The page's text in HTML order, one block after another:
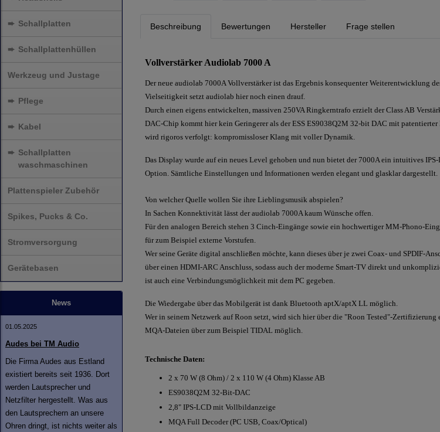
➨ Schallplatten
➨ Schallplattenhüllen
Werkzeug und Justage
➨ Pflege
➨ Kabel
➨ Schallplatten
waschmaschinen
Plattenspieler Zubehör
Spikes, Pucks & Co.
Stromversorgung
Gerätebasen
News
01.05.2025
Audes bei TM Audio
Die Firma Audes aus Estland
existiert bereits seit 1936. Dort
werden Lautsprecher und
Netzfilter hergestellt. Was aus
den Lautsprechern an unsere
Ohren dringt, ist nichts weiter als
Beschreibung Bewertungen Hersteller Frage stellen
Vollverstärker Audiolab 7000 A
Der neue audiolab 7000A Vollverstärker ist das Ergebnis konsequenter Weiterentwicklung
Vielseitigkeit setzt audiolab hier noch einen drauf.
Durch einen eigens entwickelten, massiven 250VA Ringkerntrafo erzielt der Class AB
DAC-Chip kommt hier kein Geringerer als der ESS ES9038Q2M 32-bit DAC mit
wird rigoros verfolgt: kompromissloser Klang mit voller Dynamik.
Das Display wurde auf ein neues Level gehoben und nun bietet der 7000A ein intuitives
Option. Sämtliche Einstellungen und Informationen werden elegant und glasklar dargestellt.
Von welcher Quelle wollen Sie ihre Lieblingsmusik abspielen?
In Sachen Konnektivität lässt der audiolab 7000A kaum Wünsche offen.
Für den analogen Bereich stehen 3 Cinch-Eingänge sowie ein hochwertiger MM-Phono-
für zum Beispiel externe Vorstufen.
Wer seine Geräte digital anschließen möchte, kann dieses über je zwei Coax- und SPDIF-
über einen HDMI-ARC Anschluss, sodass auch der moderne Smart-TV direkt und
ist auch eine Verbindungsmöglichkeit mit dem PC gegeben.
Die Wiedergabe über das Mobilgerät ist dank Bluetooth aptX/aptX LL möglich.
Wer in seinem Netzwerk auf Roon setzt, wird sich hier über die "Roon Tested"-
MQA-Dateien über zum Beispiel TIDAL möglich.
Technische Daten:
2 x 70 W (8 Ohm) / 2 x 110 W (4 Ohm) Klasse AB
ES9038Q2M 32-Bit-DAC
2,8" IPS-LCD mit Vollbildanzeige
MQA Full Decoder (PC USB, Coax/Optical)